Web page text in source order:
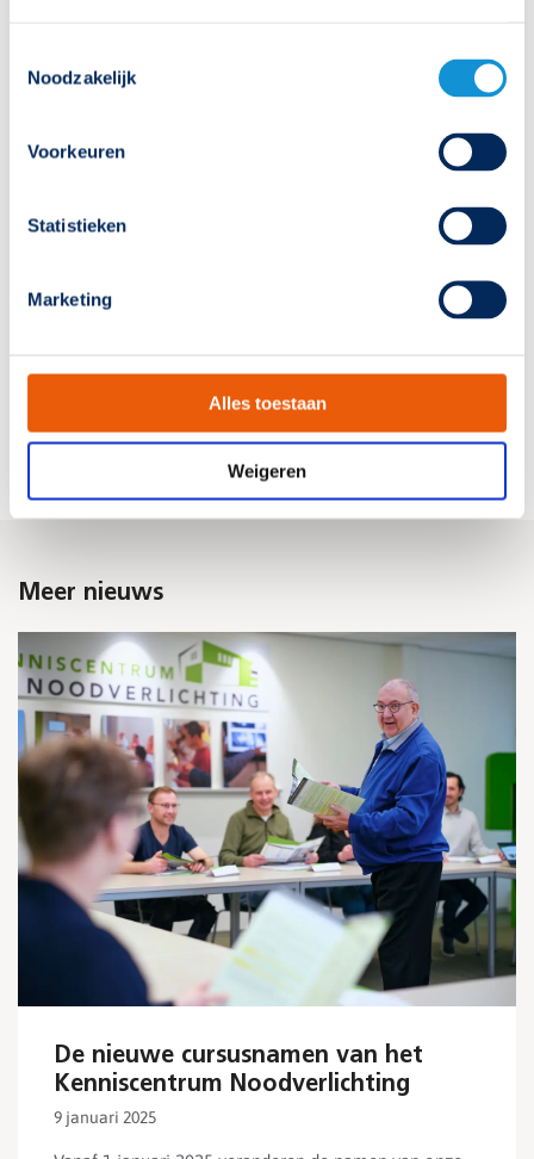
Noodzakelijk
Voorkeuren
Statistieken
Marketing
Alles toestaan
Weigeren
Download hier de prestatie-eisenkaart.
Ga naar prestatie-eisenkaart
Meer nieuws
De nieuwe cursusnamen van het
Kenniscentrum Noodverlichting
9 januari 2025